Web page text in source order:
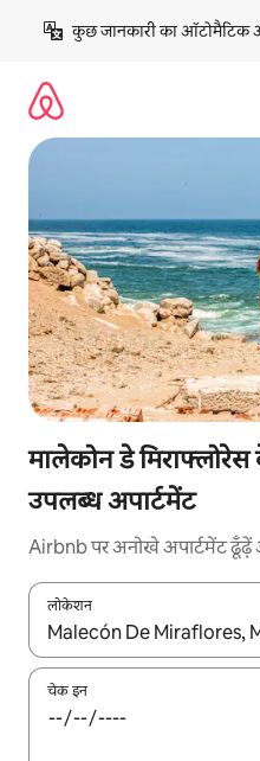
छोड़कर
कॉन्टेंट
कुछ जानकारी का ऑटोमैटिक
मालेकोन डे
उपलब्ध अपार्टमेंट
Airbnb पर अनोखे अपार्टमेंट
लोकेशन
नतीजों के उपलब्ध होने पर, अप
चेक इन